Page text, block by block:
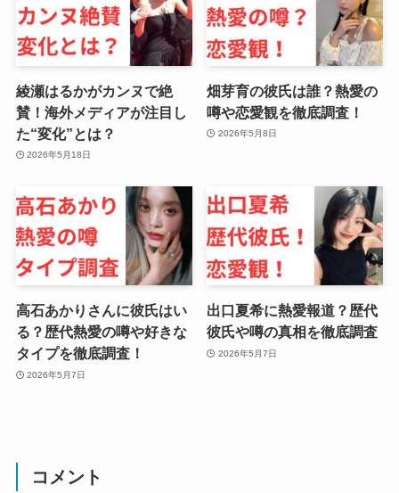
綾瀬はるかがカンヌで絶
賛！海外メディアが注目し
た“変化”とは？
2026年5月18日
畑芽育の彼氏は誰？熱愛の
噂や恋愛観を徹底調査！
2026年5月8日
高石あかりさんに彼氏はい
る？歴代熱愛の噂や好きな
タイプを徹底調査！
2026年5月7日
出口夏希に熱愛報道？歴代
彼氏や噂の真相を徹底調査
2026年5月7日
コメント